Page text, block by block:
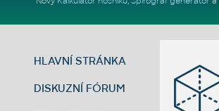
HLAVNÍ STRÁNKA
DISKUZNÍ FÓRUM